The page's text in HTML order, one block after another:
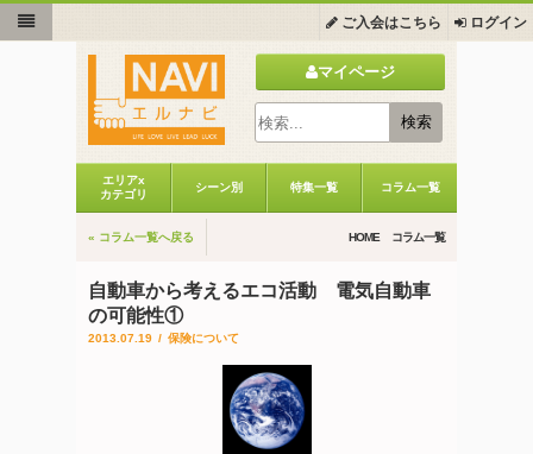
マイページ
ご入会はこちら ログイン
エリアx
カテゴリ
シーン別 特集一覧 コラム一覧
« コラム一覧へ戻る HOME コラム一覧
自動車から考えるエコ活動 電気自動車
の可能性①
2013.07.19 / 保険について